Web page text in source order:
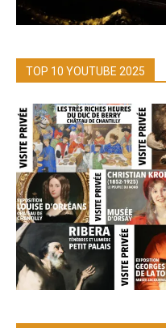
TOP 10 YOUTUBE 2025